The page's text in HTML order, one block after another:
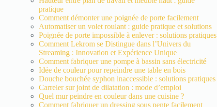
pratique
Comment démonter une poignée de porte facilement
Automatiser un volet roulant : guide pratique et solutions
Poignée de porte impossible à enlever : solutions pratiques
Comment Lekrom se Distingue dans l’Univers du
Streaming : Innovation et Expérience Unique
Comment fabriquer une pompe à bassin sans électricité
Idée de couleur pour repeindre une table en bois
Douche bouchée syphon inaccessible : solutions pratiques
Carreler sur joint de dilatation : mode d’emploi
Quel mur peindre en couleur dans une cuisine ?
Comment fabriquer un dressing sous pente facilement